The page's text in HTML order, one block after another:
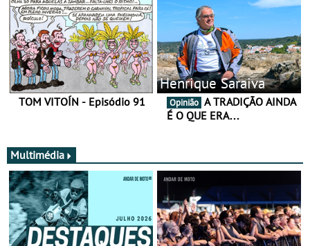
TOM VITOÍN - Episódio 91
Henrique Saraiva
Opinião
É O QUE ERA…
Multimédia